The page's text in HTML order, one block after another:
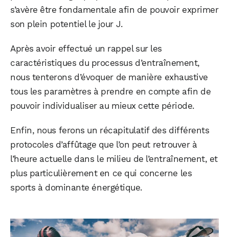
s’avère être fondamentale afin de pouvoir exprimer
son plein potentiel le jour J.
Après avoir effectué un rappel sur les
caractéristiques du processus d’entraînement,
nous tenterons d’évoquer de manière exhaustive
tous les paramètres à prendre en compte afin de
pouvoir individualiser au mieux cette période.
Enfin, nous ferons un récapitulatif des différents
protocoles d’affûtage que l’on peut retrouver à
l’heure actuelle dans le milieu de l’entraînement, et
plus particulièrement en ce qui concerne les
sports à dominante énergétique.